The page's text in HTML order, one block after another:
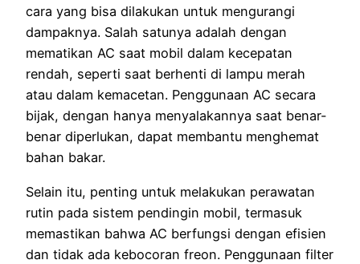
cara yang bisa dilakukan untuk mengurangi
dampaknya. Salah satunya adalah dengan
mematikan AC saat mobil dalam kecepatan
rendah, seperti saat berhenti di lampu merah
atau dalam kemacetan. Penggunaan AC secara
bijak, dengan hanya menyalakannya saat benar-
benar diperlukan, dapat membantu menghemat
bahan bakar.
Selain itu, penting untuk melakukan perawatan
rutin pada sistem pendingin mobil, termasuk
memastikan bahwa AC berfungsi dengan efisien
dan tidak ada kebocoran freon. Penggunaan filter